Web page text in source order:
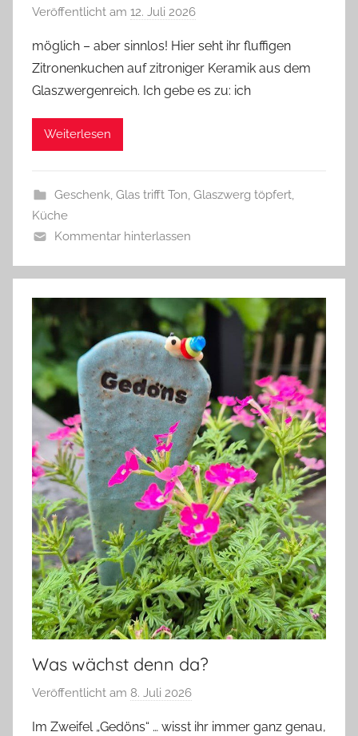
Veröffentlicht am 12. Juli 2026
n
G
l
e
möglich – aber sinnlos! Hier seht ihr fluffigen
Zitronenkuchen auf zitroniger Keramik aus dem
Glaszwergenreich. Ich gebe es zu: ich
Weiterlesen
Geschenk, Glas trifft Ton, Glaszwerg töpfert,
Küche
Kommentar hinterlassen
Was wächst denn da?
Veröffentlicht am 8. Juli 2026
Im Zweifel „Gedöns“ … wisst ihr immer ganz genau,